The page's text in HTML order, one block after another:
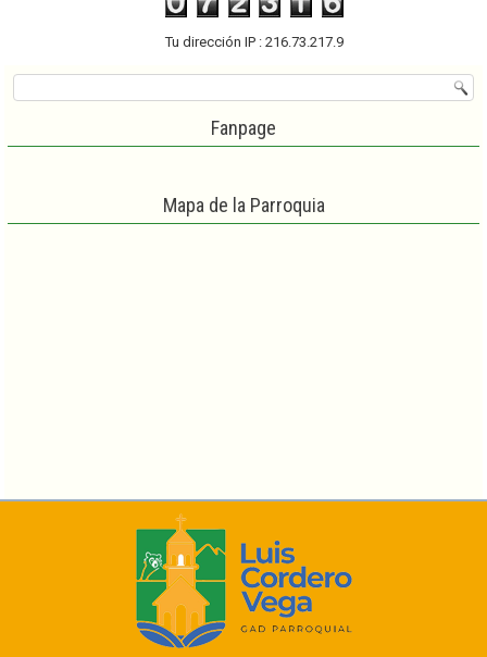
Tu dirección IP : 216.73.217.9
Fanpage
Mapa de la Parroquia